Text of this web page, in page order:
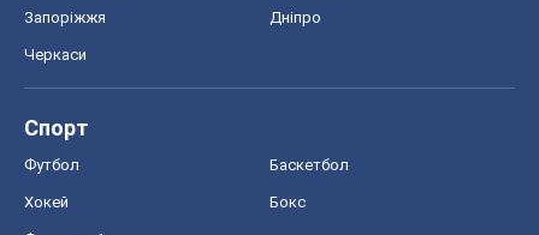
Запоріжжя Дніпро
Черкаси
Спорт
Футбол Баскетбол
Хокей Бокс